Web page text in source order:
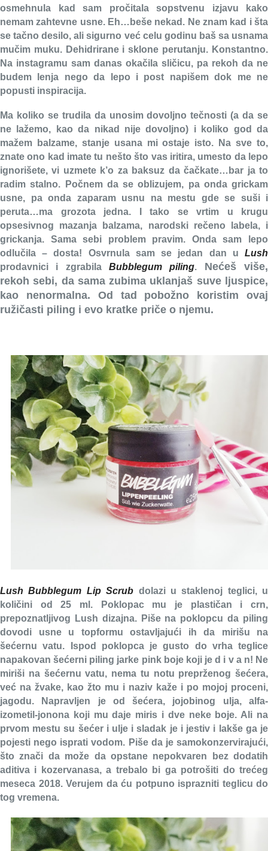
osmehnula kad sam pročitala sopstvenu izjavu kako
nemam zahtevne usne. Eh… beše nekad. Ne znam kad i šta
se tačno desilo, ali sigurno već celu godinu baš sa usnama
mučim muku. Dehidrirane i sklone perutanju. Konstantno.
Na instagramu sam danas okačila sličicu, pa rekoh da ne
budem lenja nego da lepo i post napišem dok me ne
popusti inspiracija.
Ma koliko se trudila da unosim dovoljno tečnosti (a da se
ne lažemo, kao da nikad nije dovoljno) i koliko god da
mažem balzame, stanje usana mi ostaje isto. Na sve to,
znate ono kad imate tu nešto što vas iritira, umesto da lepo
ignorišete, vi uzmete k’о za baksuz da čačkate…bar ja to
radim stalno. Počnem da se oblizujem, pa onda grickam
usne, pa onda zaparam usnu na mestu gde se suši i
peruta…ma grozota jedna. I tako se vrtim u krugu
opsesivnog mazanja balzama, narodski rečeno labela, i
grickanja. Sama sebi problem pravim. Onda sam lepo
odlučila – dosta! Osvrnula sam se jedan dan u Lush
prodavnici i zgrabila Bubblegum piling. Nećeš više,
rekoh sebi, da sama zubima uklanjaš suve ljuspice,
kao nenormalna. Od tad pobožno koristim ovaj
ružičasti piling i evo kratke priče o njemu.
Lush Bubblegum Lip Scrub dolazi u staklenoj teglici, u
količini od 25 ml. Poklopac mu je plastičan i crn,
prepoznatljivog Lush dizajna. Piše na poklopcu da piling
dovodi usne u topformu ostavljajući ih da mirišu na
šećernu vatu. Ispod poklopca je gusto do vrha teglice
napakovan šećerni piling jarke pink boje koji je d i v a n! Ne
miriši na šećernu vatu, nema tu notu preprženog šećera,
već na žvake, kao žto mu i naziv kaže i po mojoj proceni,
jagodu. Napravljen je od šećera, jojobinog ulja, alfa-
izometil-jonona koji mu daje miris i dve neke boje. Ali na
prvom mestu su šećer i ulje i sladak je i jestiv i lakše ga je
pojesti nego isprati vodom. Piše da je samokonzervirajući,
što znači da može da opstane nepokvaren bez dodatih
aditiva i kozervanasa, a trebalo bi ga potrošiti do trećeg
meseca 2018. Verujem da ću potpuno isprazniti teglicu do
tog vremena.